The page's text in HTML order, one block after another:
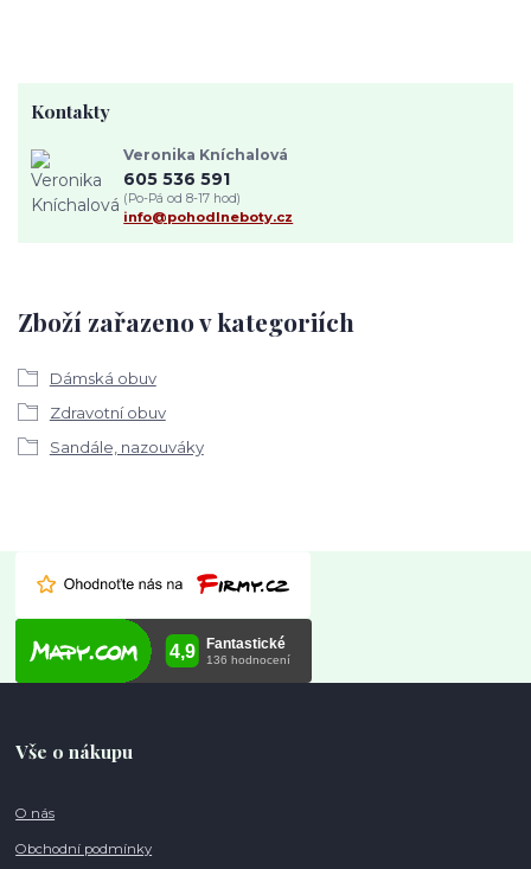
Zboží zařazeno v kategoriích
Dámská obuv
Zdravotní obuv
Sandále, nazouváky
Kontakty
Veronika Kníchalová
605 536 591
(Po-Pá od 8-17 hod)
info@pohodlneboty.cz
Vše o nákupu
O nás
Obchodní podmínky